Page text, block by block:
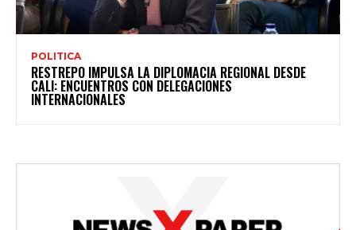
POLITICA
RESTREPO IMPULSA LA DIPLOMACIA REGIONAL DESDE
CALI: ENCUENTROS CON DELEGACIONES
INTERNACIONALES